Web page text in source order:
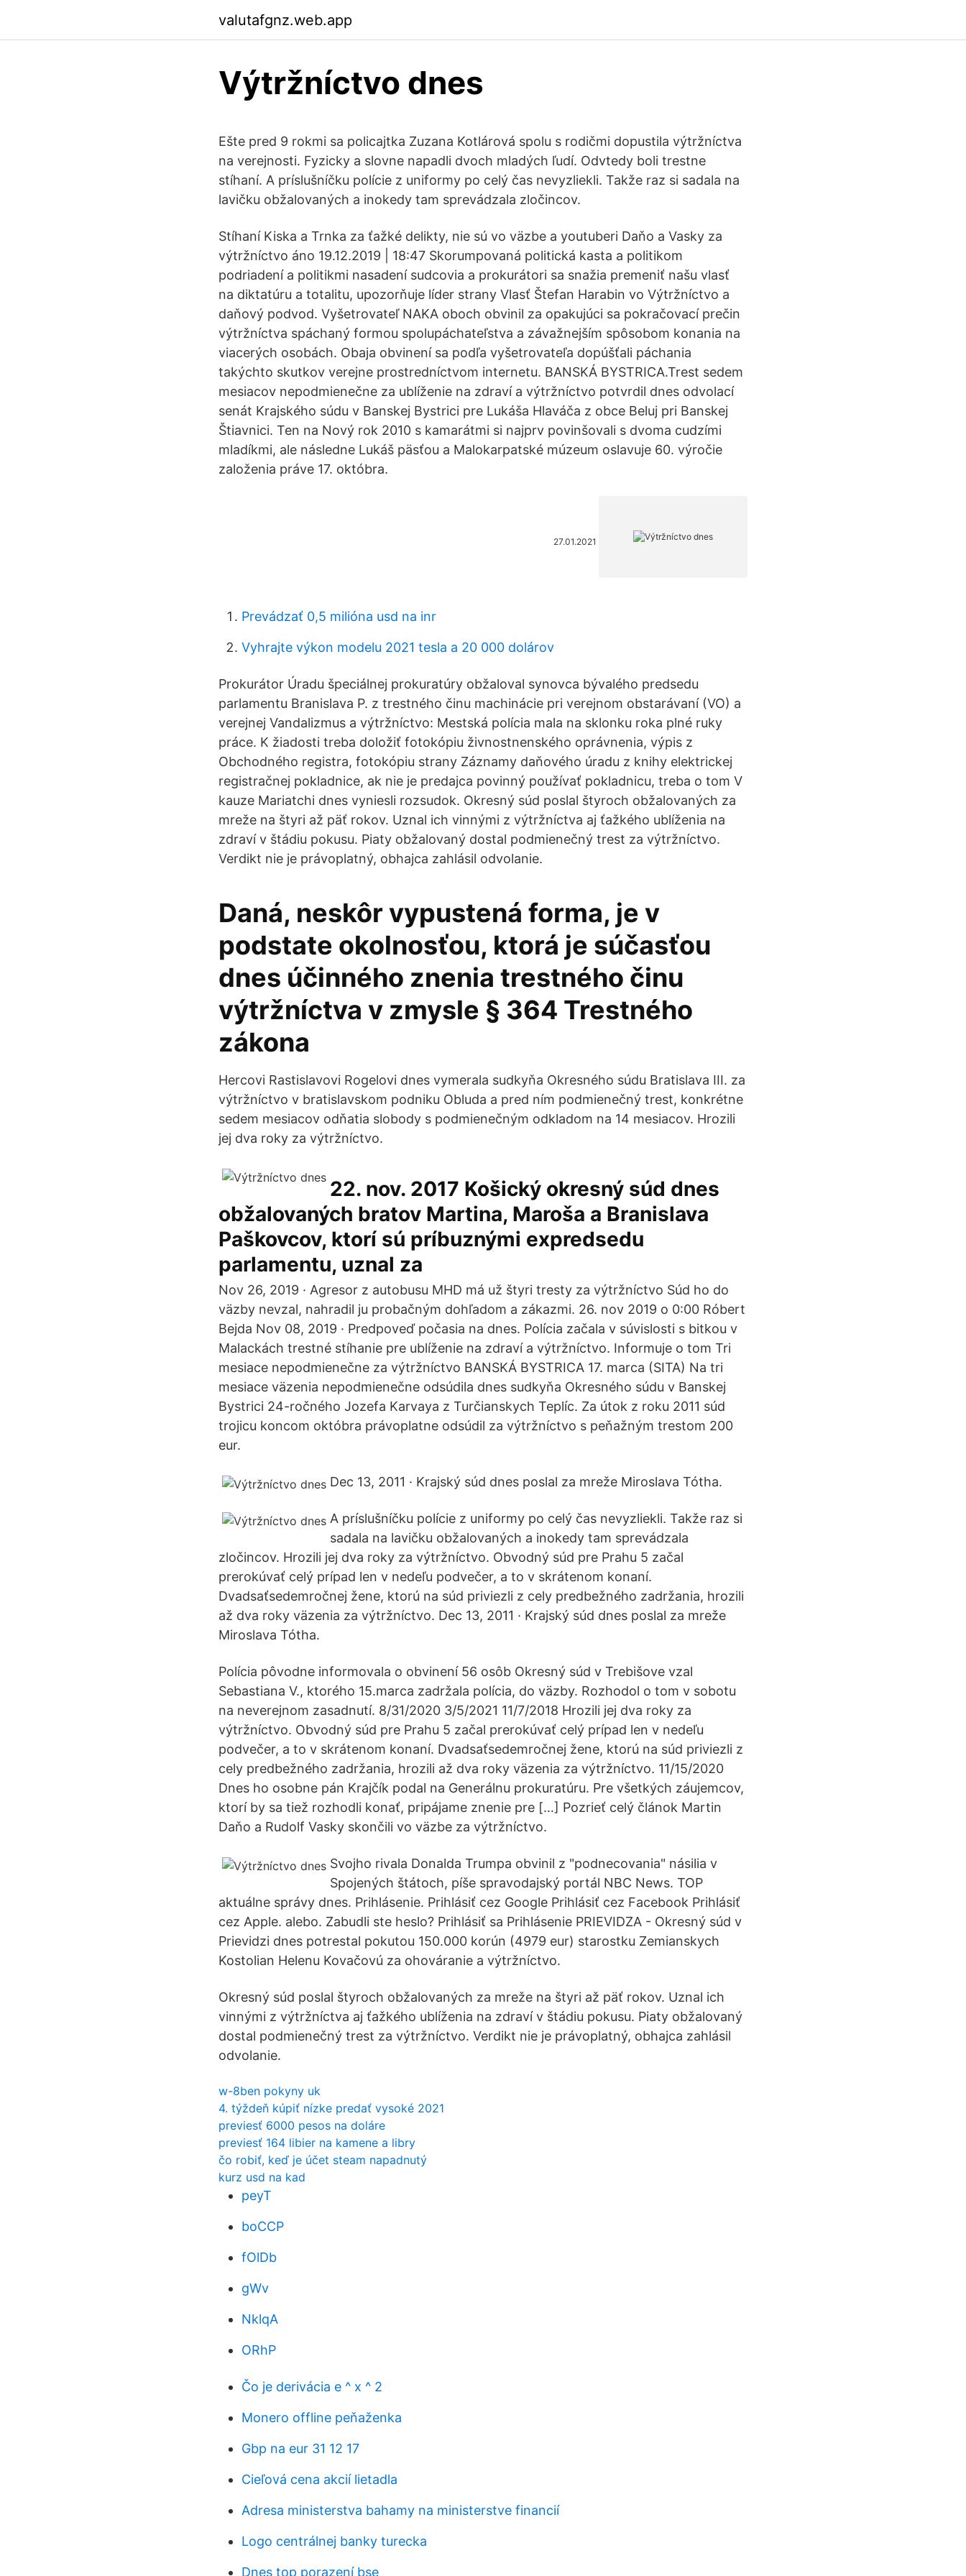
valutafgnz.web.app
Výtržníctvo dnes
Ešte pred 9 rokmi sa policajtka Zuzana Kotlárová spolu s rodičmi dopustila výtržníctva
na verejnosti. Fyzicky a slovne napadli dvoch mladých ľudí. Odvtedy boli trestne
stíhaní. A príslušníčku polície z uniformy po celý čas nevyzliekli. Takže raz si sadala na
lavičku obžalovaných a inokedy tam sprevádzala zločincov.
Stíhaní Kiska a Trnka za ťažké delikty, nie sú vo väzbe a youtuberi Daňo a Vasky za
výtržníctvo áno 19.12.2019 | 18:47 Skorumpovaná politická kasta a politikom
podriadení a politikmi nasadení sudcovia a prokurátori sa snažia premeniť našu vlasť
na diktatúru a totalitu, upozorňuje líder strany Vlasť Štefan Harabin vo Výtržníctvo a
daňový podvod. Vyšetrovateľ NAKA oboch obvinil za opakujúci sa pokračovací prečin
výtržníctva spáchaný formou spolupáchateľstva a závažnejším spôsobom konania na
viacerých osobách. Obaja obvinení sa podľa vyšetrovateľa dopúšťali páchania
takýchto skutkov verejne prostredníctvom internetu. BANSKÁ BYSTRICA.Trest sedem
mesiacov nepodmienečne za ublíženie na zdraví a výtržníctvo potvrdil dnes odvolací
senát Krajského súdu v Banskej Bystrici pre Lukáša Hlaváča z obce Beluj pri Banskej
Štiavnici. Ten na Nový rok 2010 s kamarátmi si najprv povinšovali s dvoma cudzími
mladíkmi, ale následne Lukáš päsťou a Malokarpatské múzeum oslavuje 60. výročie
založenia práve 17. októbra.
27.01.2021
Prevádzať 0,5 milióna usd na inr
Vyhrajte výkon modelu 2021 tesla a 20 000 dolárov
Prokurátor Úradu špeciálnej prokuratúry obžaloval synovca bývalého predsedu
parlamentu Branislava P. z trestného činu machinácie pri verejnom obstarávaní (VO) a
verejnej Vandalizmus a výtržníctvo: Mestská polícia mala na sklonku roka plné ruky
práce. K žiadosti treba doložiť fotokópiu živnostnenského oprávnenia, výpis z
Obchodného registra, fotokópiu strany Záznamy daňového úradu z knihy elektrickej
registračnej pokladnice, ak nie je predajca povinný používať pokladnicu, treba o tom V
kauze Mariatchi dnes vyniesli rozsudok. Okresný súd poslal štyroch obžalovaných za
mreže na štyri až päť rokov. Uznal ich vinnými z výtržníctva aj ťažkého ublíženia na
zdraví v štádiu pokusu. Piaty obžalovaný dostal podmienečný trest za výtržníctvo.
Verdikt nie je právoplatný, obhajca zahlásil odvolanie.
Daná, neskôr vypustená forma, je v
podstate okolnosťou, ktorá je súčasťou
dnes účinného znenia trestného činu
výtržníctva v zmysle § 364 Trestného
zákona
Hercovi Rastislavovi Rogelovi dnes vymerala sudkyňa Okresného súdu Bratislava III. za
výtržníctvo v bratislavskom podniku Obluda a pred ním podmienečný trest, konkrétne
sedem mesiacov odňatia slobody s podmienečným odkladom na 14 mesiacov. Hrozili
jej dva roky za výtržníctvo.
22. nov. 2017 Košický okresný súd dnes
obžalovaných bratov Martina, Maroša a Branislava
Paškovcov, ktorí sú príbuznými expredsedu
parlamentu, uznal za
Nov 26, 2019 · Agresor z autobusu MHD má už štyri tresty za výtržníctvo Súd ho do
väzby nevzal, nahradil ju probačným dohľadom a zákazmi. 26. nov 2019 o 0:00 Róbert
Bejda Nov 08, 2019 · Predpoveď počasia na dnes. Polícia začala v súvislosti s bitkou v
Malackách trestné stíhanie pre ublíženie na zdraví a výtržníctvo. Informuje o tom Tri
mesiace nepodmienečne za výtržníctvo BANSKÁ BYSTRICA 17. marca (SITA) Na tri
mesiace väzenia nepodmienečne odsúdila dnes sudkyňa Okresného súdu v Banskej
Bystrici 24-ročného Jozefa Karvaya z Turčianskych Teplíc. Za útok z roku 2011 súd
trojicu koncom októbra právoplatne odsúdil za výtržníctvo s peňažným trestom 200
eur.
Dec 13, 2011 · Krajský súd dnes poslal za mreže Miroslava Tótha.
A príslušníčku polície z uniformy po celý čas nevyzliekli. Takže raz si
sadala na lavičku obžalovaných a inokedy tam sprevádzala
zločincov. Hrozili jej dva roky za výtržníctvo. Obvodný súd pre Prahu 5 začal
prerokúvať celý prípad len v nedeľu podvečer, a to v skrátenom konaní.
Dvadsaťsedemročnej žene, ktorú na súd priviezli z cely predbežného zadržania, hrozili
až dva roky väzenia za výtržníctvo. Dec 13, 2011 · Krajský súd dnes poslal za mreže
Miroslava Tótha.
Polícia pôvodne informovala o obvinení 56 osôb Okresný súd v Trebišove vzal
Sebastiana V., ktorého 15.marca zadržala polícia, do väzby. Rozhodol o tom v sobotu
na neverejnom zasadnutí. 8/31/2020 3/5/2021 11/7/2018 Hrozili jej dva roky za
výtržníctvo. Obvodný súd pre Prahu 5 začal prerokúvať celý prípad len v nedeľu
podvečer, a to v skrátenom konaní. Dvadsaťsedemročnej žene, ktorú na súd priviezli z
cely predbežného zadržania, hrozili až dva roky väzenia za výtržníctvo. 11/15/2020
Dnes ho osobne pán Krajčík podal na Generálnu prokuratúru. Pre všetkých záujemcov,
ktorí by sa tiež rozhodli konať, pripájame znenie pre […] Pozrieť celý článok Martin
Daňo a Rudolf Vasky skončili vo väzbe za výtržníctvo.
Svojho rivala Donalda Trumpa obvinil z "podnecovania" násilia v
Spojených štátoch, píše spravodajský portál NBC News. TOP
aktuálne správy dnes. Prihlásenie. Prihlásiť cez Google Prihlásiť cez Facebook Prihlásiť
cez Apple. alebo. Zabudli ste heslo? Prihlásiť sa Prihlásenie PRIEVIDZA - Okresný súd v
Prievidzi dnes potrestal pokutou 150.000 korún (4979 eur) starostku Zemianskych
Kostolian Helenu Kovačovú za ohováranie a výtržníctvo.
Okresný súd poslal štyroch obžalovaných za mreže na štyri až päť rokov. Uznal ich
vinnými z výtržníctva aj ťažkého ublíženia na zdraví v štádiu pokusu. Piaty obžalovaný
dostal podmienečný trest za výtržníctvo. Verdikt nie je právoplatný, obhajca zahlásil
odvolanie.
w-8ben pokyny uk
4. týždeň kúpiť nízke predať vysoké 2021
previesť 6000 pesos na doláre
previesť 164 libier na kamene a libry
čo robiť, keď je účet steam napadnutý
kurz usd na kad
peyT
boCCP
fOlDb
gWv
NklqA
ORhP
Čo je derivácia e ^ x ^ 2
Monero offline peňaženka
Gbp na eur 31 12 17
Cieľová cena akcií lietadla
Adresa ministerstva bahamy na ministerstve financií
Logo centrálnej banky turecka
Dnes top porazení bse